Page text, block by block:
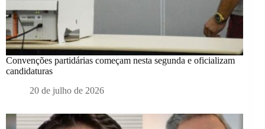
Convenções partidárias começam nesta segunda e oficializam
candidaturas
20 de julho de 2026